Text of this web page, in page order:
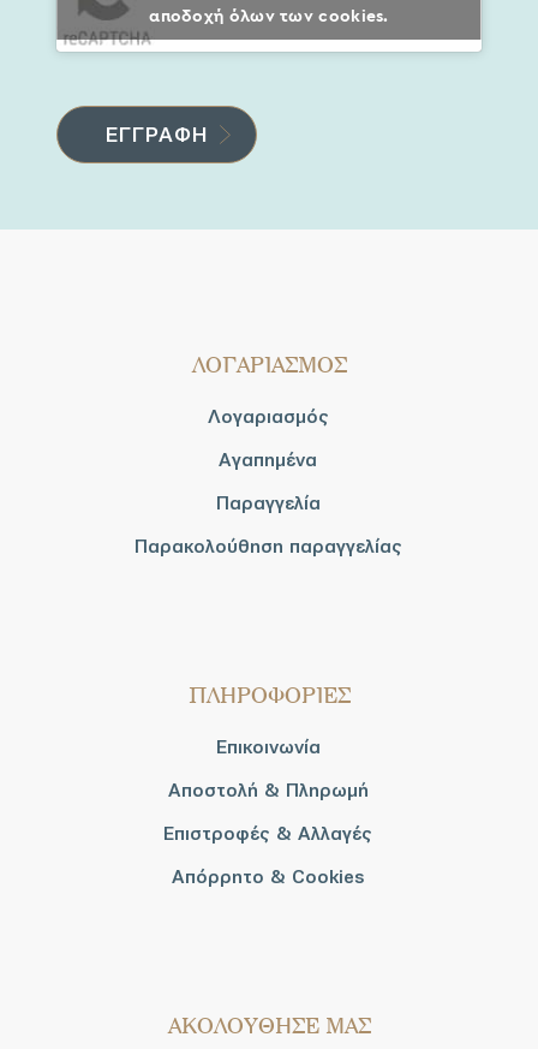
αποδοχή όλων των cookies.
ΛΟΓΑΡΙΑΣΜΟΣ
Λογαριασμός
Αγαπημένα
Παραγγελία
Παρακολούθηση παραγγελίας
ΠΛΗΡΟΦΟΡΙΕΣ
Επικοινωνία
Αποστολή & Πληρωμή
Επιστροφές & Αλλαγές
Απόρρητο & Cookies
AΚΟΛΟΥΘΗΣΕ ΜΑΣ